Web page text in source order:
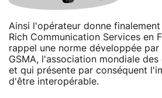
Ainsi l'opérateur donne
Rich Communication Services en
rappel une norme développée par
GSMA, l'association mondiale
et qui présente par conséquent
d'être interopérable.